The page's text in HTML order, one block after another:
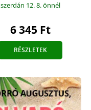
szerdán 12. 8.önnél
6 345 Ft
RÉSZLETEK